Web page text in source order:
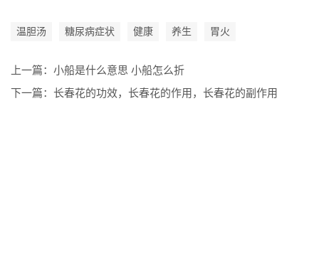
温胆汤 糖尿病症状 健康 养生 胃火
上一篇： 小船是什么意思 小船怎么折
下一篇： 长春花的功效，长春花的作用，长春花的副作用